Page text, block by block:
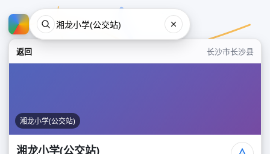
返回 长沙市长沙县
湘龙小学(公交站)
湘龙小学(公交站)